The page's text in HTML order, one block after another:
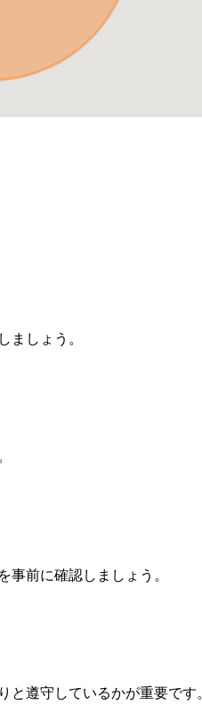
しょう。
前に確認しましょう。
遵守しているかが重要です。